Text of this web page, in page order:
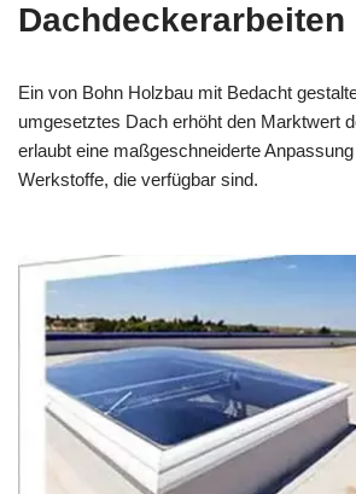
Dachdeckerarbeiten
Ein von Bohn Holzbau mit Bedacht
umgesetztes Dach erhöht den Marktwert
erlaubt eine maßgeschneiderte
Werkstoffe, die verfügbar sind.